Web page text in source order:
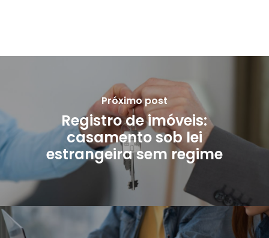
Próximo post
Registro de imóveis:
casamento sob lei
estrangeira sem regime